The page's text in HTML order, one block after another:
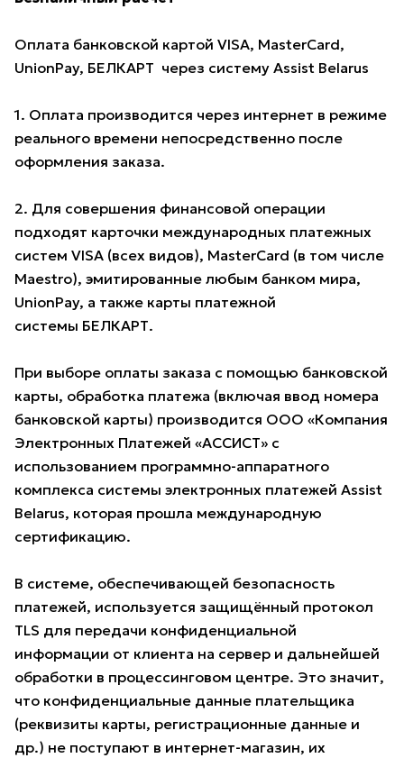
Оплата банковской картой VISA, MasterCard,
UnionPay, БЕЛКАРТ через систему Assist Belarus
1. Оплата производится через интернет в режиме
реального времени непосредственно после
оформления заказа.
2. Для совершения финансовой операции
подходят карточки международных платежных
систем VISA (всех видов), MasterCard (в том числе
Maestro), эмитированные любым банком мира,
UnionPay, а также карты платежной
системы БЕЛКАРТ.
При выборе оплаты заказа с помощью банковской
карты, обработка платежа (включая ввод номера
банковской карты) производится ООО «Компания
Электронных Платежей «АССИСТ» с
использованием программно-аппаратного
комплекса системы электронных платежей Assist
Belarus, которая прошла международную
сертификацию.
В системе, обеспечивающей безопасность
платежей, используется защищённый протокол
TLS для передачи конфиденциальной
информации от клиента на сервер и дальнейшей
обработки в процессинговом центре. Это значит,
что конфиденциальные данные плательщика
(реквизиты карты, регистрационные данные и
др.) не поступают в интернет-магазин, их